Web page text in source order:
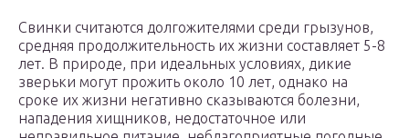
Свинки считаются долгожителями среди грызунов,
средняя продолжительность их жизни составляет 5-8
лет. В природе, при идеальных условиях, дикие
зверьки могут прожить около 10 лет, однако на
сроке их жизни негативно сказываются болезни,
нападения хищников, недостаточное или